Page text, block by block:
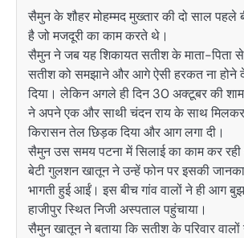
सैमुन के शौहर मोहम्मद मुख्तार की दो साल पहले
है जो मजदूरी का काम करते थे।
सैमुन ने जब यह शिकायत सतीश के माता-पिता से
सतीश को समझाने और आगे ऐसी हरकत ना होने
दिया। लेकिन अगले ही दिन 30 अक्टूबर की
ने अपने एक और साथी चंदन राय के साथ
किरासन तेल छिड़क दिया और आग लगा दी।
सैमुन उस समय पटना में सिलाई का काम कर रही
बेटी गुलशन खातून ने उन्हें फोन पर इसकी
भागती हुई आईं। इस बीच गांव वालों ने ही आग
हाजीपुर स्थित निजी अस्पताल पहुंचाया।
सैमुन खातून ने बताया कि सतीश के परिवार